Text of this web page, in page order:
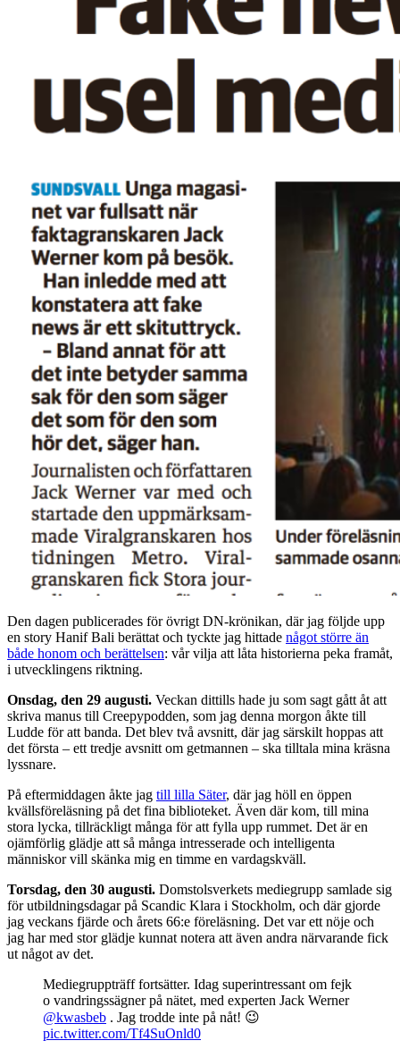
Den dagen publicerades för övrigt DN-krönikan, där jag följde upp
en story Hanif Bali berättat och tyckte jag hittade något större än
både honom och berättelsen: vår vilja att låta historierna peka framåt,
i utvecklingens riktning.
Onsdag, den 29 augusti. Veckan dittills hade ju som sagt gått åt att
skriva manus till Creepypodden, som jag denna morgon åkte till
Ludde för att banda. Det blev två avsnitt, där jag särskilt hoppas att
det första – ett tredje avsnitt om getmannen – ska tilltala mina kräsna
lyssnare.
På eftermiddagen åkte jag till lilla Säter, där jag höll en öppen
kvällsföreläsning på det fina biblioteket. Även där kom, till mina
stora lycka, tillräckligt många för att fylla upp rummet. Det är en
ojämförlig glädje att så många intresserade och intelligenta
människor vill skänka mig en timme en vardagskväll.
Torsdag, den 30 augusti. Domstolsverkets mediegrupp samlade sig
för utbildningsdagar på Scandic Klara i Stockholm, och där gjorde
jag veckans fjärde och årets 66:e föreläsning. Det var ett nöje och
jag har med stor glädje kunnat notera att även andra närvarande fick
ut något av det.
Mediegruppträff fortsätter. Idag superintressant om fejk
o vandringssägner på nätet, med experten Jack Werner
@kwasbeb ⁩ . Jag trodde inte på nåt! 😉
pic.twitter.com/Tf4SuOnld0